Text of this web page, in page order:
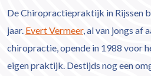
De Chiropractiepraktijk in Rijssen
jaar. Evert Vermeer, al van jongs af
chiropractie, opende in 1988 voor
eigen praktijk. Destijds nog een